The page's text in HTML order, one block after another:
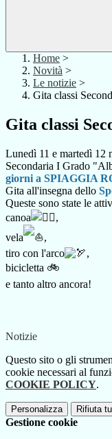
Home >
Novità >
Le notizie >
Gita classi
Gita classi
Lunedì 11 e martedì 12
Secondaria I Grado
giorni a SPIAGGIA
Gita all'insegna dello
Queste sono state le
canoa
,
vela
,
tiro con l'arco
,
bicicletta 🚲
e tanto altro ancora!
Notizie
Questo sito o gli
cookie necessari al
COOKIE POLICY.
Personalizza Rifiuta
Gestione cookie